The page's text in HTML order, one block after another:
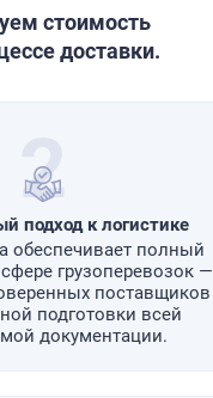
стоимость
доставки.
2
подход к логистике
обеспечивает полный
грузоперевозок —
поставщиков
подготовки всей
документации.